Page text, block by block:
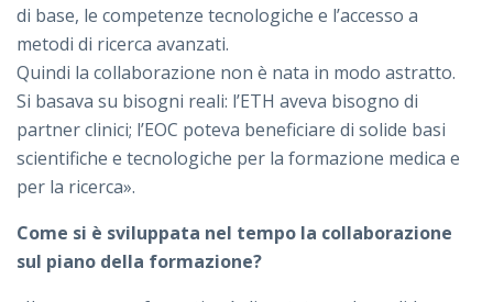
di base, le competenze tecnologiche e l’accesso a
metodi di ricerca avanzati.
Quindi la collaborazione non è nata in modo astratto.
Si basava su bisogni reali: l’ETH aveva bisogno di
partner clinici; l’EOC poteva beneficiare di solide basi
scientifiche e tecnologiche per la formazione medica e
per la ricerca».
Come si è sviluppata nel tempo la collaborazione
sul piano della formazione?